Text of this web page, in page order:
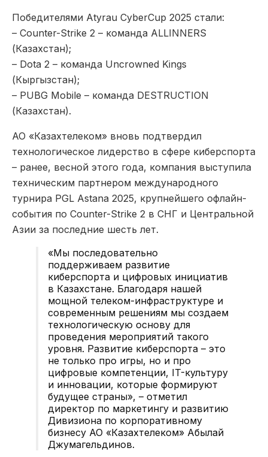
Победителями Atyrau CyberCup 2025 стали:
– Counter-Strike 2 – команда ALLINNERS
(Казахстан);
– Dota 2 – команда Uncrowned Kings
(Кыргызстан);
– PUBG Mobile – команда DESTRUCTION
(Казахстан).
АО «Казахтелеком» вновь подтвердил
технологическое лидерство в сфере киберспорта
– ранее, весной этого года, компания выступила
техническим партнером международного
турнира PGL Astana 2025, крупнейшего офлайн-
события по Counter-Strike 2 в СНГ и Центральной
Азии за последние шесть лет.
«Мы последовательно
поддерживаем развитие
киберспорта и цифровых инициатив
в Казахстане. Благодаря нашей
мощной телеком-инфраструктуре и
современным решениям мы создаем
технологическую основу для
проведения мероприятий такого
уровня. Развитие киберспорта – это
не только про игры, но и про
цифровые компетенции, IT-культуру
и инновации, которые формируют
будущее страны», – отметил
директор по маркетингу и развитию
Дивизиона по корпоративному
бизнесу АО «Казахтелеком» Абылай
Джумагельдинов.